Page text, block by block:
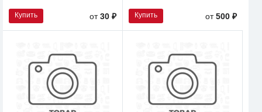
Купить от30 ₽ Купить от500 ₽